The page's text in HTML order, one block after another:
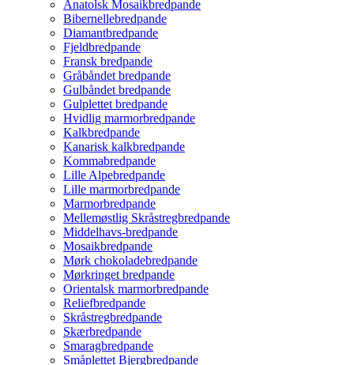
Anatolsk Mosaikbredpande
Bibernellebredpande
Diamantbredpande
Fjeldbredpande
Fransk bredpande
Gråbåndet bredpande
Gulbåndet bredpande
Gulplettet bredpande
Hvidlig marmorbredpande
Kalkbredpande
Kanarisk kalkbredpande
Kommabredpande
Lille Alpebredpande
Lille marmorbredpande
Marmorbredpande
Mellemøstlig Skråstregbredpande
Middelhavs-bredpande
Mosaikbredpande
Mørk chokoladebredpande
Mørkringet bredpande
Orientalsk marmorbredpande
Reliefbredpande
Skråstregbredpande
Skærbredpande
Smaragbredpande
Småplettet Bjergbredpande